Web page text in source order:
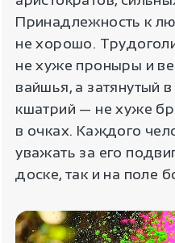
Принадлежность к
не хорошо.
не хуже проныры и
вайшья, а затянутый
кшатрий — не хуже
в очках. Каждого
уважать за его
доске, так и на поле